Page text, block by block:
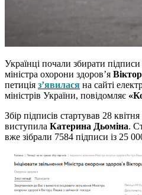
Українці почали збирати
міністра охорони здоров’я
петиція з’явилася на сайті
міністрів України, повідомляє
Збір підписів стартував 28
виступила Катерина Дьоміна.
вже зібрали 7584 підписи із 25